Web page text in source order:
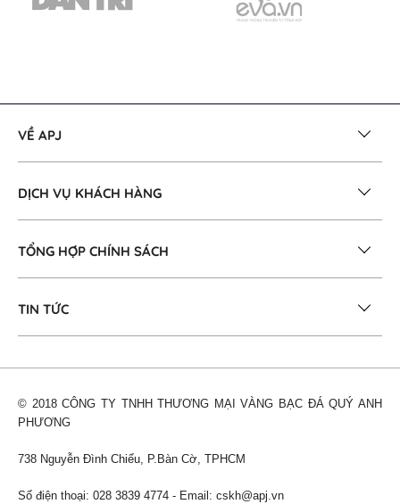
VỀ APJ
DỊCH VỤ KHÁCH HÀNG
TỔNG HỢP CHÍNH SÁCH
TIN TỨC
© 2018 CÔNG TY TNHH THƯƠNG MẠI VÀNG BẠC ĐÁ QUÝ ANH
PHƯƠNG
738 Nguyễn Đình Chiểu, P.Bàn Cờ, TPHCM
Số điện thoại: 028 3839 4774 - Email: cskh@apj.vn